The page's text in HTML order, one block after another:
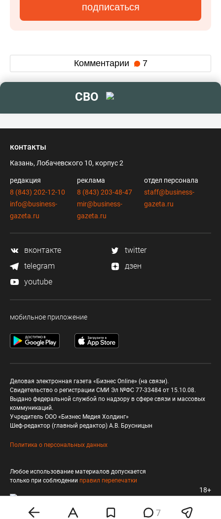
подписаться
Комментарии 7
7
СВО
контакты
Казань, Лобачевского 10, корпус 2
редакция
8 (843) 202-12-10
info@business-
gazeta.ru
реклама
8 (843) 203-48-47
mir@business-
gazeta.ru
отдел персонала
staff@business-
gazeta.ru
вконтакте
twitter
telegram
дзен
youtube
мобильное приложение
Деловая электронная газета «Бизнес Online» (на связи).
Свидетельство о регистрации СМИ Эл №ФС 77-33484 от 15.10.08.
Выдано федеральной службой по надзору в сфере связи и массовых
коммуникаций.
Учредитель ООО «Бизнес Медия Холдинг»
Шеф-редактор (главный редактор) А.В. Брусницын
Политика о персональных данных
Любое использование материалов допускается
только при соблюдении правил перепечатки
18+